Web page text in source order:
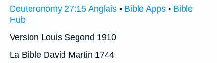
Deuteronomy 27:15 Anglais • Bible Apps • Bible
Hub
Version Louis Segond 1910
La Bible David Martin 1744